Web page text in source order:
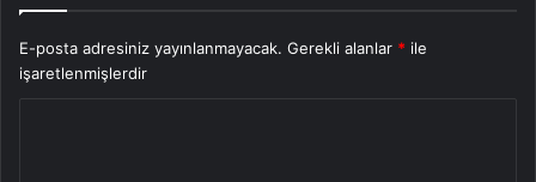
E-posta adresiniz yayınlanmayacak. Gerekli alanlar * ile
işaretlenmişlerdir